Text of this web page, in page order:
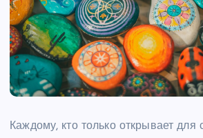
Каждому, кто только открывает для